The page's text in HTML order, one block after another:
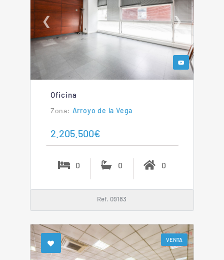
❮ ❯
Oficina
Arroyo de la Vega
2.205.500€
0 0 0
Ref. 09183
VENTA